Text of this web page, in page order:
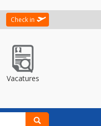
Check in
Vacatures